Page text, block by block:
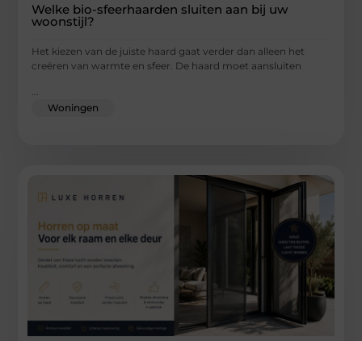
Welke bio-sfeerhaarden sluiten aan bij uw
woonstijl?
Het kiezen van de juiste haard gaat verder dan alleen het
creëren van warmte en sfeer. De haard moet aansluiten
...
Woningen